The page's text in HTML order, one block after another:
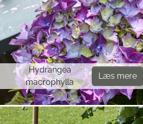
Hydrangea
macrophylla
Læs mere